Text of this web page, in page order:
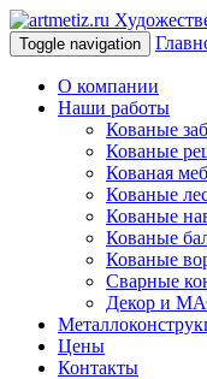
Toggle navigation
О компании
Наши работы
Кованые
Кованые
Кованая
Кованые
Кованые
Кованые
Кованые
Сварные
Декор и
Цены
Контакты